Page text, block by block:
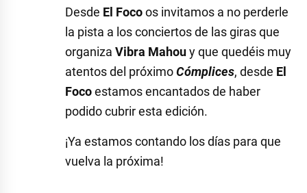
Desde El Focoos invitamos a no perderle
la pista a los conciertos de las giras que
organiza Vibra Mahouy que quedéis muy
atentos del próximoCómplices, desde El
Focoestamos encantados de haber
podido cubrir esta edición.
¡Ya estamos contando los días para que
vuelva la próxima!